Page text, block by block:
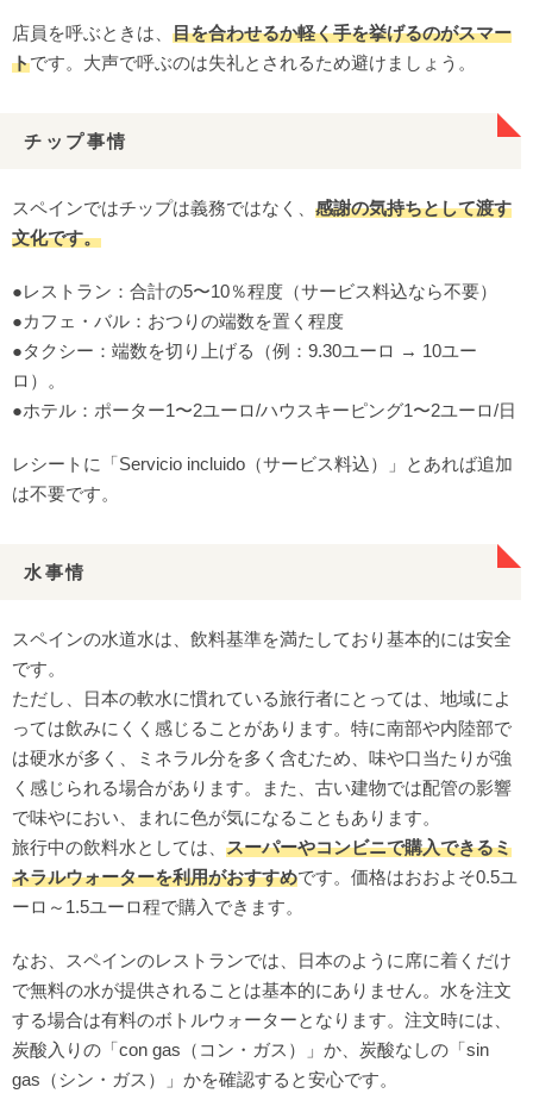
店員を呼ぶときは、 目を合わせるか軽く手を挙げるのがスマー
トです。大声で呼ぶのは失礼とされるため避けましょう。
チップ事情
スペインではチップは義務ではなく、 感謝の気持ちとして渡す
文化です。
●レストラン：合計の5〜10％程度（サービス料込なら不要）
●カフェ・バル：おつりの端数を置く程度
●タクシー：端数を切り上げる（例：9.30ユーロ → 10ユー
ロ）。
●ホテル：ポーター1〜2ユーロ/ハウスキーピング1〜2ユーロ/日
レシートに「Servicio incluido（サービス料込）」とあれば追加
は不要です。
水事情
スペインの水道水は、飲料基準を満たしており基本的には安全
です。
ただし、日本の軟水に慣れている旅行者にとっては、地域によ
っては飲みにくく感じることがあります。特に南部や内陸部で
は硬水が多く、ミネラル分を多く含むため、味や口当たりが強
く感じられる場合があります。また、古い建物では配管の影響
で味やにおい、まれに色が気になることもあります。
旅行中の飲料水としては、 スーパーやコンビニで購入できるミ
ネラルウォーターを利用がおすすめです。価格はおおよそ0.5ユ
ーロ～1.5ユーロ程で購入できます。
なお、スペインのレストランでは、日本のように席に着くだけ
で無料の水が提供されることは基本的にありません。水を注文
する場合は有料のボトルウォーターとなります。注文時には、
炭酸入りの「con gas（コン・ガス）」か、炭酸なしの「sin
gas（シン・ガス）」かを確認すると安心です。